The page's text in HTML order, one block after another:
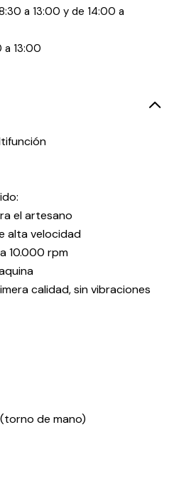
a 13:00 y de 14:00 a
a 13:00
el artesano
alta velocidad
10.000 rpm
calidad, sin vibraciones
de mano)